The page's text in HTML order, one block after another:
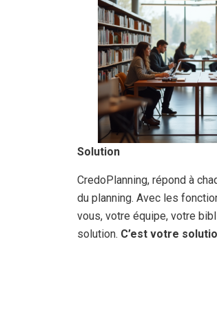
Solution
CredoPlanning, répond à
du planning. Avec les
vous, votre équipe, votre
solution. C’est votre